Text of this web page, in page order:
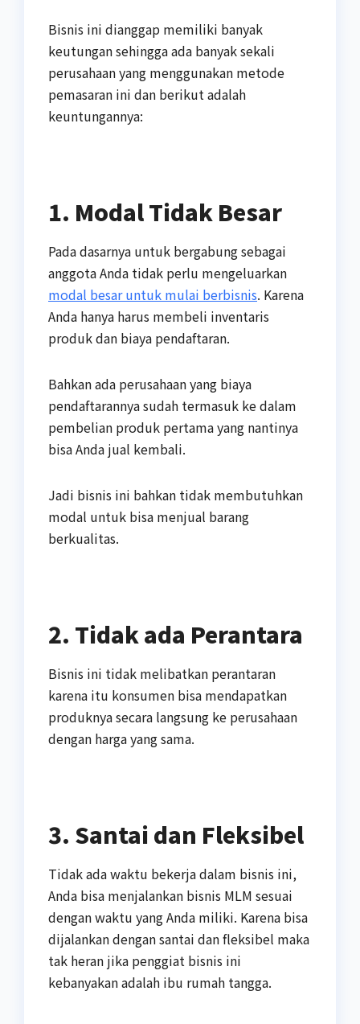
Bisnis ini dianggap memiliki banyak
keutungan sehingga ada banyak sekali
perusahaan yang menggunakan metode
pemasaran ini dan berikut adalah
keuntungannya:
1. Modal Tidak Besar
Pada dasarnya untuk bergabung sebagai
anggota Anda tidak perlu mengeluarkan
modal besar untuk mulai berbisnis. Karena
Anda hanya harus membeli inventaris
produk dan biaya pendaftaran.
Bahkan ada perusahaan yang biaya
pendaftarannya sudah termasuk ke dalam
pembelian produk pertama yang nantinya
bisa Anda jual kembali.
Jadi bisnis ini bahkan tidak membutuhkan
modal untuk bisa menjual barang
berkualitas.
2. Tidak ada Perantara
Bisnis ini tidak melibatkan perantaran
karena itu konsumen bisa mendapatkan
produknya secara langsung ke perusahaan
dengan harga yang sama.
3. Santai dan Fleksibel
Tidak ada waktu bekerja dalam bisnis ini,
Anda bisa menjalankan bisnis MLM sesuai
dengan waktu yang Anda miliki. Karena bisa
dijalankan dengan santai dan fleksibel maka
tak heran jika penggiat bisnis ini
kebanyakan adalah ibu rumah tangga.